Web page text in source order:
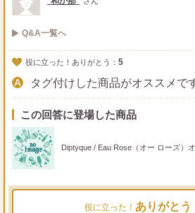
Q&A一覧へ
役に立った！ありがとう： 5
タグ付けした商品がオススメで
この回答に登場した商品
Diptyque / Eau Rose（オー ローズ）
役に立った！ ありがとう